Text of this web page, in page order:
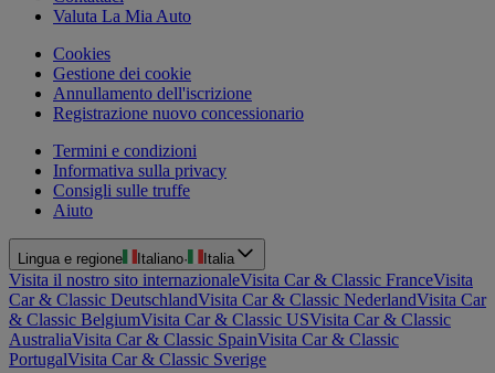
Valuta La Mia Auto
Cookies
Gestione dei cookie
Annullamento dell'iscrizione
Registrazione nuovo concessionario
Termini e condizioni
Informativa sulla privacy
Consigli sulle truffe
Aiuto
Lingua e regione Italiano· Italia
Visita il nostro sito internazionaleVisita Car & Classic FranceVisita
Car & Classic DeutschlandVisita Car & Classic NederlandVisita Car
& Classic BelgiumVisita Car & Classic USVisita Car & Classic
AustraliaVisita Car & Classic SpainVisita Car & Classic
PortugalVisita Car & Classic Sverige